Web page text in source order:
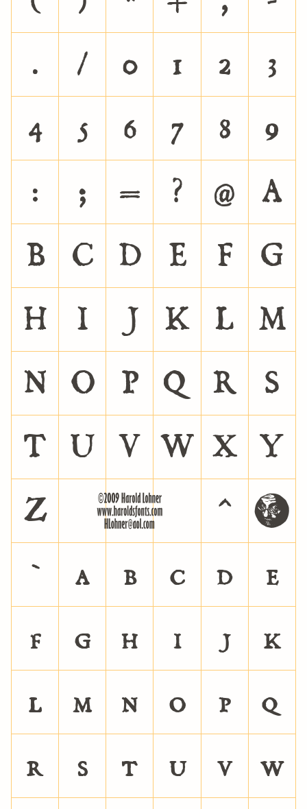
.
/ 0 1 2
3
4
5 6 7 8
9
:
; = ? @
A
B
C D E F
G
H
I J K L
M
N
O P Q R
S
T
U V W X Y
Z
\ ^ _
`
a b c d
e
f
g h i j
k
l
m n o p
q
r
s t u v
w